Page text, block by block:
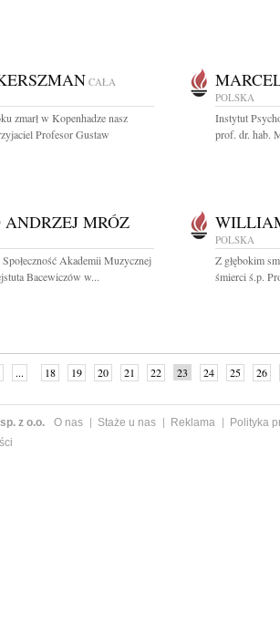
CAŁA
zmarł w Kopenhadze nasz
Profesor Gustaw
POLSKA
Instytut
prof. dr. hab.
MRÓZ
Społeczność Akademii Muzycznej
Bacewiczów w...
POLSKA
Z głębokim
śmierci ś.p.
... 18 19 20 21 22 23 24 25
26
z o.o. O nas Staże u nas Reklama
Polityka